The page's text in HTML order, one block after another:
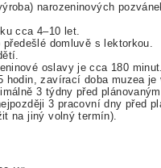
narozeninových
cca 4–10 let.
domluvě s lektorkou.
oslavy je cca 180 minut.
hodin, zavírací doba muzea
3 týdny před
3 pracovní dny před
na jiný volný termín).